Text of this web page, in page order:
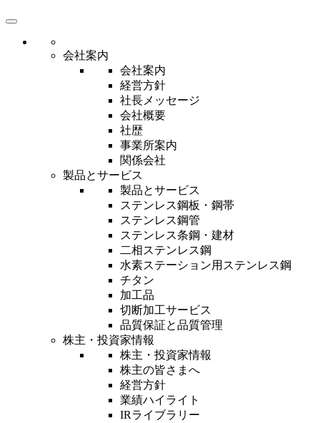
会社案内
会社案内
経営方針
社長メッセージ
会社概要
社歴
事業所案内
関係会社
製品とサービス
製品とサービス
ステンレス鋼板・鋼帯
ステンレス鋼管
ステンレス条鋼・建材
二相ステンレス鋼
水素ステーション用ステンレス鋼
チタン
加工品
切断加工サービス
品質保証と品質管理
株主・投資家情報
株主・投資家情報
株主の皆さまへ
経営方針
業績ハイライト
IRライブラリー